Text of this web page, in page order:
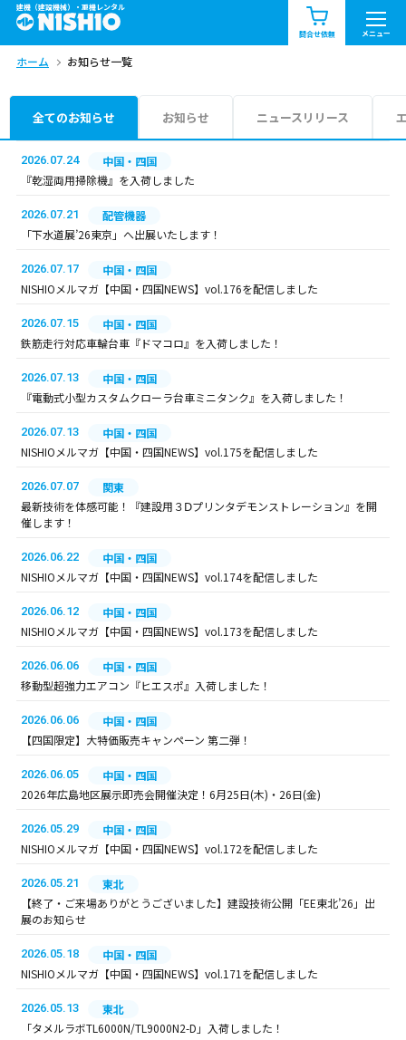
建機（建設機械）・重機レンタル
問合せ依頼 メニュー
商品一覧 お知らせ一覧
問合せ依頼リスト
エリア情報を見る
ホーム お知らせ一覧
全てのお知らせ お知らせ ニュースリリース
2026.07.24
中国・四国
『乾湿両用掃除機』を入荷しました
2026.07.21
配管機器
「下水道展’26東京」へ出展いたします！
2026.07.17
中国・四国
NISHIOメルマガ【中国・四国NEWS】vol.176を配信しました
2026.07.15
中国・四国
鉄筋走行対応車輪台車『ドマコロ』を入荷しました！
2026.07.13
中国・四国
『電動式小型カスタムクローラ台車ミニタンク』を入荷しました！
2026.07.13
中国・四国
NISHIOメルマガ【中国・四国NEWS】vol.175を配信しました
2026.07.07
関東
最新技術を体感可能！『建設用３Ⅾプリンタデモンストレーション』を開
催します！
2026.06.22
中国・四国
NISHIOメルマガ【中国・四国NEWS】vol.174を配信しました
2026.06.12
中国・四国
NISHIOメルマガ【中国・四国NEWS】vol.173を配信しました
2026.06.06
中国・四国
移動型超強力エアコン『ヒエスポ』入荷しました！
2026.06.06
中国・四国
【四国限定】大特価販売キャンペーン 第二弾！
2026.06.05
中国・四国
2026年広島地区展示即売会開催決定！6月25日(木)・26日(金)
2026.05.29
中国・四国
NISHIOメルマガ【中国・四国NEWS】vol.172を配信しました
2026.05.21
東北
【終了・ご来場ありがとうございました】建設技術公開「EE東北’26」出
展のお知らせ
2026.05.18
中国・四国
NISHIOメルマガ【中国・四国NEWS】vol.171を配信しました
2026.05.13
東北
「タメルラボTL6000N/TL9000N2-D」入荷しました！